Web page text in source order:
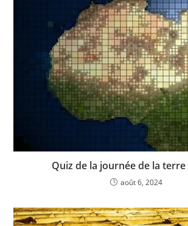
Quiz de la journée de la terre
août 6, 2024